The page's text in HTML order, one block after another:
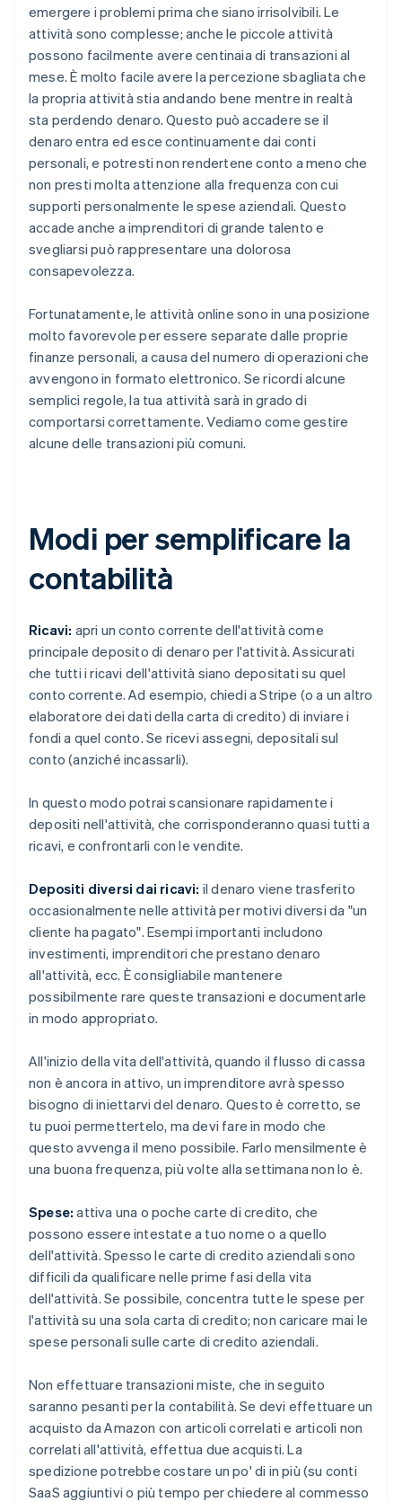
emergere i problemi prima che siano irrisolvibili. Le
attività sono complesse; anche le piccole attività
possono facilmente avere centinaia di transazioni al
mese. È molto facile avere la percezione sbagliata che
la propria attività stia andando bene mentre in realtà
sta perdendo denaro. Questo può accadere se il
denaro entra ed esce continuamente dai conti
personali, e potresti non rendertene conto a meno che
non presti molta attenzione alla frequenza con cui
supporti personalmente le spese aziendali. Questo
accade anche a imprenditori di grande talento e
svegliarsi può rappresentare una dolorosa
consapevolezza.
Fortunatamente, le attività online sono in una posizione
molto favorevole per essere separate dalle proprie
finanze personali, a causa del numero di operazioni che
avvengono in formato elettronico. Se ricordi alcune
semplici regole, la tua attività sarà in grado di
comportarsi correttamente. Vediamo come gestire
alcune delle transazioni più comuni.
Modi per semplificare la
contabilità
Ricavi: apri un conto corrente dell'attività come
principale deposito di denaro per l'attività. Assicurati
che tutti i ricavi dell'attività siano depositati su quel
conto corrente. Ad esempio, chiedi a Stripe (o a un altro
elaboratore dei dati della carta di credito) di inviare i
fondi a quel conto. Se ricevi assegni, depositali sul
conto (anziché incassarli).
In questo modo potrai scansionare rapidamente i
depositi nell'attività, che corrisponderanno quasi tutti a
ricavi, e confrontarli con le vendite.
Depositi diversi dai ricavi: il denaro viene trasferito
occasionalmente nelle attività per motivi diversi da "un
cliente ha pagato". Esempi importanti includono
investimenti, imprenditori che prestano denaro
all'attività, ecc. È consigliabile mantenere
possibilmente rare queste transazioni e documentarle
in modo appropriato.
All'inizio della vita dell'attività, quando il flusso di cassa
non è ancora in attivo, un imprenditore avrà spesso
bisogno di iniettarvi del denaro. Questo è corretto, se
tu puoi permettertelo, ma devi fare in modo che
questo avvenga il meno possibile. Farlo mensilmente è
una buona frequenza, più volte alla settimana non lo è.
Spese: attiva una o poche carte di credito, che
possono essere intestate a tuo nome o a quello
dell'attività. Spesso le carte di credito aziendali sono
difficili da qualificare nelle prime fasi della vita
dell'attività. Se possibile, concentra tutte le spese per
l'attività su una sola carta di credito; non caricare mai le
spese personali sulle carte di credito aziendali.
Non effettuare transazioni miste, che in seguito
saranno pesanti per la contabilità. Se devi effettuare un
acquisto da Amazon con articoli correlati e articoli non
correlati all'attività, effettua due acquisti. La
spedizione potrebbe costare un po' di in più (su conti
SaaS aggiuntivi o più tempo per chiedere al commesso